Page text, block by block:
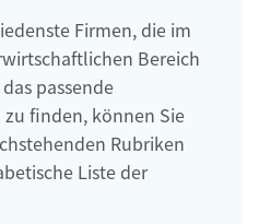
Firmen, die im
Bereich
passende
finden, können Sie
Rubriken
Liste der